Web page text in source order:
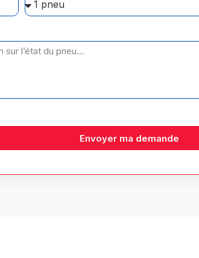
Envoyer ma demande